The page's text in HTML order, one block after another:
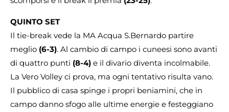
QUINTO SET
Il tie-break vede la MA Acqua S.Bernardo partire
meglio (6-3). Al cambio di campo i cuneesi sono avanti
di quattro punti (8-4) e il divario diventa incolmabile.
La Vero Volley ci prova, ma ogni tentativo risulta vano.
Il pubblico di casa spinge i propri beniamini, che in
campo danno sfogo alle ultime energie e festeggiano